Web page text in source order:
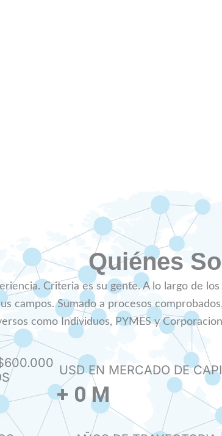
Quiénes
Criteria es su gente. A lo largo de
campos. Sumado a procesos
como Individuos, PYMES y
USD EN MERCADO DE
+ 0 M